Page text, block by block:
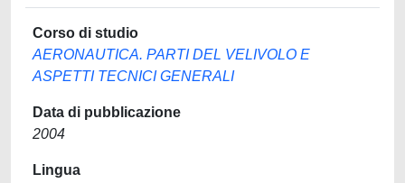
Corso di studio
AERONAUTICA. PARTI DEL VELIVOLO E
ASPETTI TECNICI GENERALI
Data di pubblicazione
2004
Lingua